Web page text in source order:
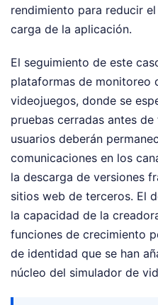
rendimiento para reducir
carga de la aplicación.
El seguimiento de este
plataformas de monitoreo
videojuegos, donde se
pruebas cerradas antes
usuarios deberán
comunicaciones en los
la descarga de versiones
sitios web de terceros. El
la capacidad de la
funciones de crecimiento
de identidad que se han
núcleo del simulador de